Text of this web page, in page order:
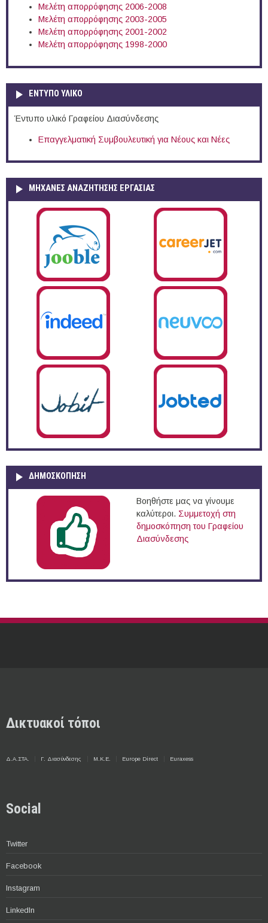
Μελέτη απορρόφησης 2006-2008
Μελέτη απορρόφησης 2003-2005
Μελέτη απορρόφησης 2001-2002
Μελέτη απορρόφησης 1998-2000
ΕΝΤΥΠΟ ΥΛΙΚΟ
Έντυπο υλικό Γραφείου Διασύνδεσης
Επαγγελματική Συμβουλευτική για Νέους και Νέες
ΜΗΧΑΝΕΣ ΑΝΑΖΗΤΗΣΗΣ ΕΡΓΑΣΙΑΣ
ΔΗΜΟΣΚΌΠΗΣΗ
Βοηθήστε μας να γίνουμε
καλύτεροι. Συμμετοχή στη
δημοσκόπηση του Γραφείου
Διασύνδεσης
Δικτυακοί τόποι
Δ.Α.ΣΤΑ. Γ. Διασύνδεσης Μ.Κ.Ε. Europe Direct Euraxess
Social
Twitter
Facebook
Instagram
LinkedIn